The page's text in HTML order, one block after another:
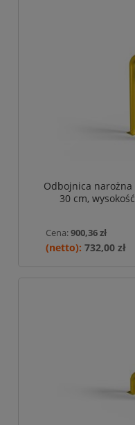
Odbojnica
30 cm,
Cena:900,36 zł
732,00 zł